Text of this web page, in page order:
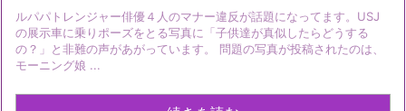
ルパパトレンジャー俳優４人のマナー違反が話題になってます。USJ
の展示車に乗りポーズをとる写真に「子供達が真似したらどうする
の？」と非難の声があがっています。 問題の写真が投稿されたのは、
モーニング娘 ...